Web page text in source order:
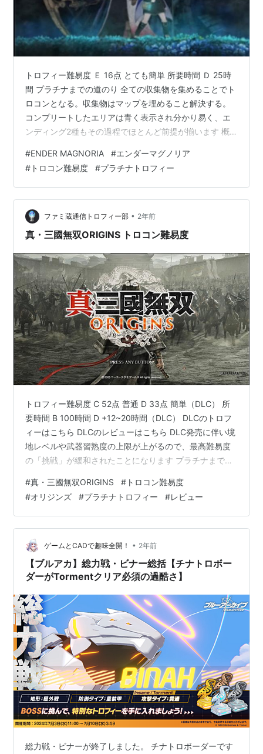
トロフィー難易度 Ｅ 16点 とても簡単 所要時間 Ｄ 25時
間 プラチナまでの道のり 全ての収集物を集めることでト
ロコンとなる。収集物はマップを埋めること解決する。
コンプリートしたエリアは青く表示され分かり易く、エ
ンディング2種もその過程でほとんど前提が揃います 概
度を選べます。クリア後ボス前から再開できます 時限要
素 ありません マップ 1周しかしてないので参考程度です
下層 中層 結晶秘境と根源の地 個別のマップは以下より
トロフィーチャート マップを埋めながらクリアを目指す
お店で売られる商品は「魔導管」以外はすべて購入する
必要があ…
#ENDER MAGNORIA #エンダーマグノリア
# トロコン難易度 #プラチナトロフィー
ファミ蔵通信トロフィー部 • 2年前
真・三國無双ORIGINS トロコン難易度
トロフィー難易度 C 52点 普通 D 33点 簡単（DLC） 所
要時間 B 100時間 D +12~20時間（DLC） DLCのトロフ
ィーはこちら DLCのレビューはこちら DLC発売に伴い境
地レベルや武器習熟度の上限が上がるので、最高難易度
の「挑戦」が緩和されたことになります プラチナまでの
方は呂布だけ詰まる可能性があります。それ以外は最終
的には無双アクションに収まる内容です（プレイスキル
偏重にはならない） 私のようなシリーズずっとやってい
るプレイヤーもレア武器収集など熱中できるとてもよい
バランスです 戦績…あ、やばい人だった。 概要 大…
#真・三國無双ORIGINS # トロコン難易度
#オリジンズ #プラチナトロフィー #レビュー
ゲームとCADで趣味全開！ • 2年前
【ブルアカ】総力戦・ビナー総括【チナトロボー
ダーがTormentクリア必須の過酷さ】
総力戦・ビナーが終了しました。 チナトロボーダーです